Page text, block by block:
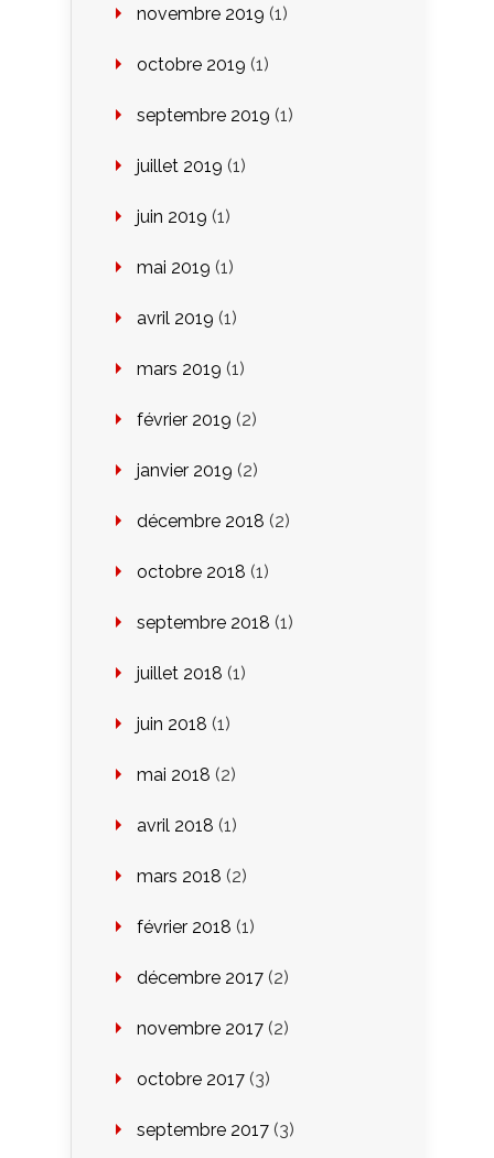
novembre 2019 (1)
octobre 2019 (1)
septembre 2019 (1)
juillet 2019 (1)
juin 2019 (1)
mai 2019 (1)
avril 2019 (1)
mars 2019 (1)
février 2019 (2)
janvier 2019 (2)
décembre 2018 (2)
octobre 2018 (1)
septembre 2018 (1)
juillet 2018 (1)
juin 2018 (1)
mai 2018 (2)
avril 2018 (1)
mars 2018 (2)
février 2018 (1)
décembre 2017 (2)
novembre 2017 (2)
octobre 2017 (3)
septembre 2017 (3)